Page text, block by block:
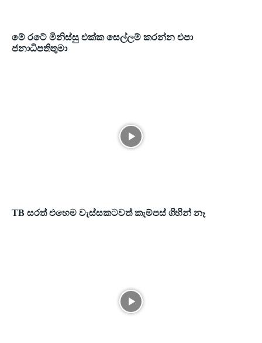
මේ රටේ මිනිස්සු එක්ක සෙල්ලම් කරන්න එපා
ජනාධිපතිතුමා
TB සරත් එහෙම වැස්සකටවත් කැම්පස් ගිහින් නෑ